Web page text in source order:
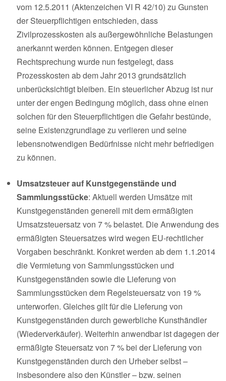
vom 12.5.2011 (Aktenzeichen VI R 42/10) zu Gunsten
der Steuerpflichtigen entschieden, dass
Zivilprozesskosten als außergewöhnliche Belastungen
anerkannt werden können. Entgegen dieser
Rechtsprechung wurde nun festgelegt, dass
Prozesskosten ab dem Jahr 2013 grundsätzlich
unberücksichtigt bleiben. Ein steuerlicher Abzug ist nur
unter der engen Bedingung möglich, dass ohne einen
solchen für den Steuerpflichtigen die Gefahr bestünde,
seine Existenzgrundlage zu verlieren und seine
lebensnotwendigen Bedürfnisse nicht mehr befriedigen
zu können.
Umsatzsteuer auf Kunstgegenstände und
Sammlungsstücke: Aktuell werden Umsätze mit
Kunstgegenständen generell mit dem ermäßigten
Umsatzsteuersatz von 7 % belastet. Die Anwendung des
ermäßigten Steuersatzes wird wegen EU-rechtlicher
Vorgaben beschränkt. Konkret werden ab dem 1.1.2014
die Vermietung von Sammlungsstücken und
Kunstgegenständen sowie die Lieferung von
Sammlungsstücken dem Regelsteuersatz von 19 %
unterworfen. Gleiches gilt für die Lieferung von
Kunstgegenständen durch gewerbliche Kunsthändler
(Wiederverkäufer). Weiterhin anwendbar ist dagegen der
ermäßigte Steuersatz von 7 % bei der Lieferung von
Kunstgegenständen durch den Urheber selbst –
insbesondere also den Künstler – bzw. seinen